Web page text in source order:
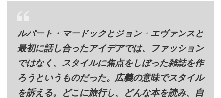
ルパート・マードックとジョン・エヴァンスと
最初に話し合ったアイデアでは、ファッション
ではなく、スタイルに焦点をしぼった雑誌を作
ろうというものだった。広義の意味でスタイル
を訴える。どこに旅行し、どんな本を読み、自